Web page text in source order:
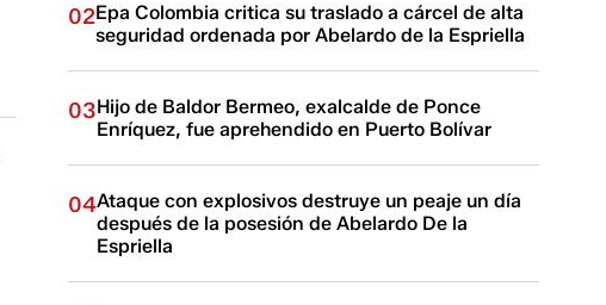
02Epa Colombia critica su traslado a cárcel de alta
seguridad ordenada por Abelardo de la Espriella
03Hijo de Baldor Bermeo, exalcalde de Ponce
Enríquez, fue aprehendido en Puerto Bolívar
04Ataque con explosivos destruye un peaje un día
después de la posesión de Abelardo De la
Espriella